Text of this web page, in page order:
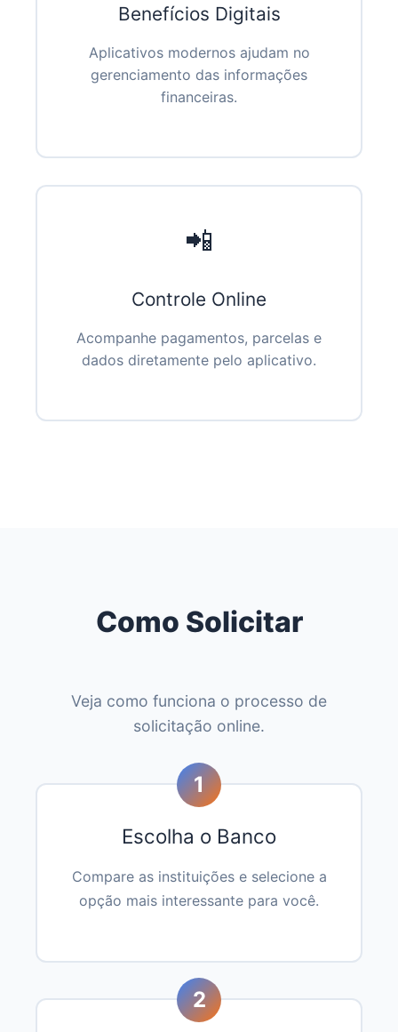
Benefícios Digitais
Aplicativos modernos ajudam no
gerenciamento das informações
financeiras.
📲
Controle Online
Acompanhe pagamentos, parcelas e
dados diretamente pelo aplicativo.
Como Solicitar
Veja como funciona o processo de
solicitação online.
1
Escolha o Banco
Compare as instituições e selecione a
opção mais interessante para você.
2